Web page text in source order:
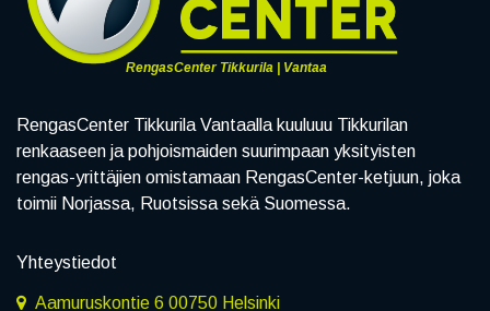
RengasCenter Tikkurila | Vantaa
RengasCenter Tikkurila Vantaalla kuuluuu Tikkurilan
renkaaseen ja pohjoismaiden suurimpaan yksityisten
rengas-yrittäjien omistamaan RengasCenter-ketjuun, joka
toimii Norjassa, Ruotsissa sekä Suomessa.
Yhteystiedot
Aamuruskontie 6 00750 Helsinki